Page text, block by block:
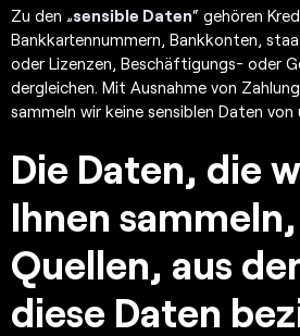
Zu den „sensible Daten“ gehören
Bankkartennummern, Bankkonten,
oder Lizenzen, Beschäftigungs- oder
dergleichen. Mit Ausnahme von
sammeln wir keine sensiblen Daten von
Die Daten, die
Ihnen
Quellen, aus
diese Daten